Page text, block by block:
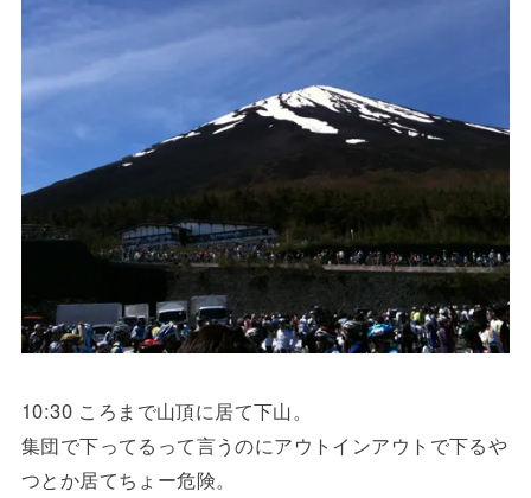
10:30 ころまで山頂に居て下山。
集団で下ってるって言うのにアウトインアウトで下るや
つとか居てちょー危険。